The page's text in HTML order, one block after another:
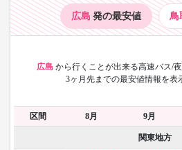
広島 発の最安値 鳥
広島 から行くことが出来る高速バス/
3ヶ月先までの最安値情報を表
区間 8月 9月
関東地方